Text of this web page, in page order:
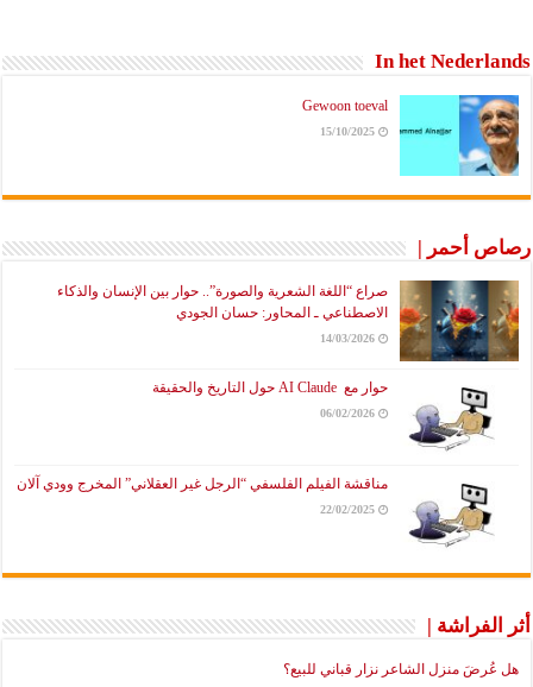
In het Nederlands
Gewoon toeval
15/10/2025
رصاص أحمر |
صراع “اللغة الشعرية والصورة”.. حوار بين الإنسان والذكاء
الاصطناعي ـ المحاور: حسان الجودي
14/03/2026
حوار مع AI Claude حول التاريخ والحقيقة
06/02/2026
مناقشة الفيلم الفلسفي “الرجل غير العقلاني” المخرج وودي آلان
22/02/2025
أثر الفراشة |
هل عُرضَ منزل الشاعر نزار قباني للبيع؟